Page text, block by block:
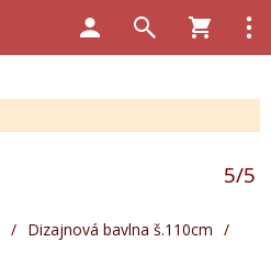
5/5
/ Dizajnová bavlna š.110cm /